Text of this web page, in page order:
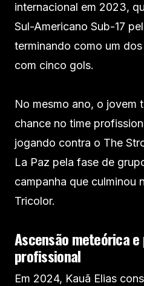
internacional em 2023,
Sul-Americano Sub-17
terminando como um
com cinco gols.
No mesmo ano, o jovem
chance no time
jogando contra o The
La Paz pela fase de
campanha que culminou
Tricolor.
Ascensão meteórica
profissional
Em 2024, Kauã Elias